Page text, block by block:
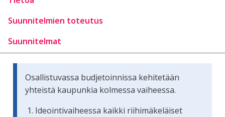
Suunnitelmien toteutus
Suunnitelmat
Osallistuvassa budjetoinnissa kehitetään
yhteistä kaupunkia kolmessa vaiheessa.
Ideointivaiheessa kaikki riihimäkeläiset